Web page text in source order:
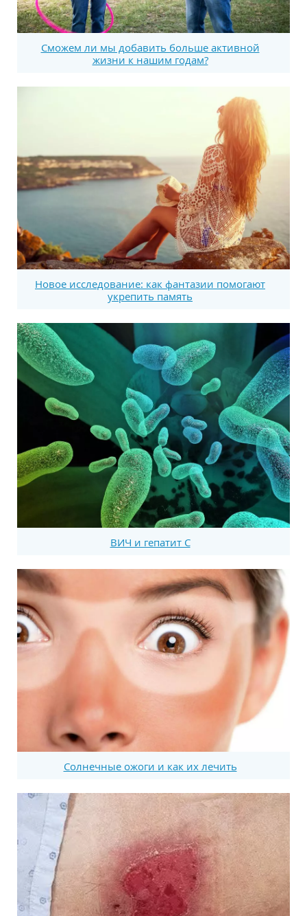
Сможем ли мы добавить больше активной
жизни к нашим годам?
Новое исследование: как фантазии помогают
укрепить память
ВИЧ и гепатит С
Солнечные ожоги и как их лечить